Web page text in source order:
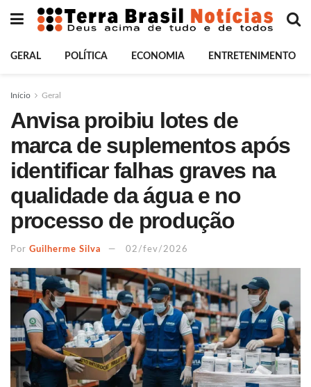
GERAL POLÍTICA ECONOMIA ENTRETENIMENTO
Início Geral
Anvisa proibiu lotes de
marca de suplementos após
identificar falhas graves na
qualidade da água e no
processo de produção
Por Guilherme Silva 02/fev/2026